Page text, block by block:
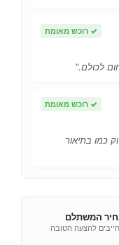
✓ רוכש מאומת
לכולם."
✓ רוכש מאומת
כמו בתיאור
המשתלם
להצעה הטובה